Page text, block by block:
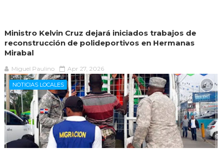
Ministro Kelvin Cruz dejará iniciados trabajos de
reconstrucción de polideportivos en Hermanas
Mirabal
Miguel Paulino Apr 27, 2026
NOTICIAS LOCALES